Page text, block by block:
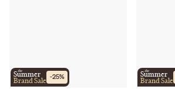
the
Summer
Brand Sale -25%
the
Summer
Brand Sale